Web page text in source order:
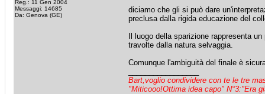
Reg.: 11 Gen 2004
Messaggi: 14685
Da: Genova (GE)
diciamo che gli si può dare
preclusa dalla rigida educazione del
Il luogo della sparizione rappresenta
travolte dalla natura selvaggia.
Comunque l'ambiguità del finale è
Bart,voglio condividere con te le tre
"Miticooo!Ottima idea capo" N°3:"Era